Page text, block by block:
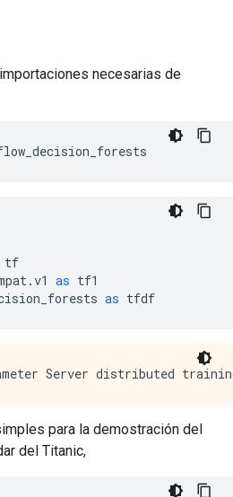
necesarias de
tf
.v1 as tf1
as tfdf
para la demostración del
del Titanic,